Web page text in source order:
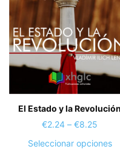
El Estado y la Revolución
€2.24 – €8.25
Seleccionar opciones